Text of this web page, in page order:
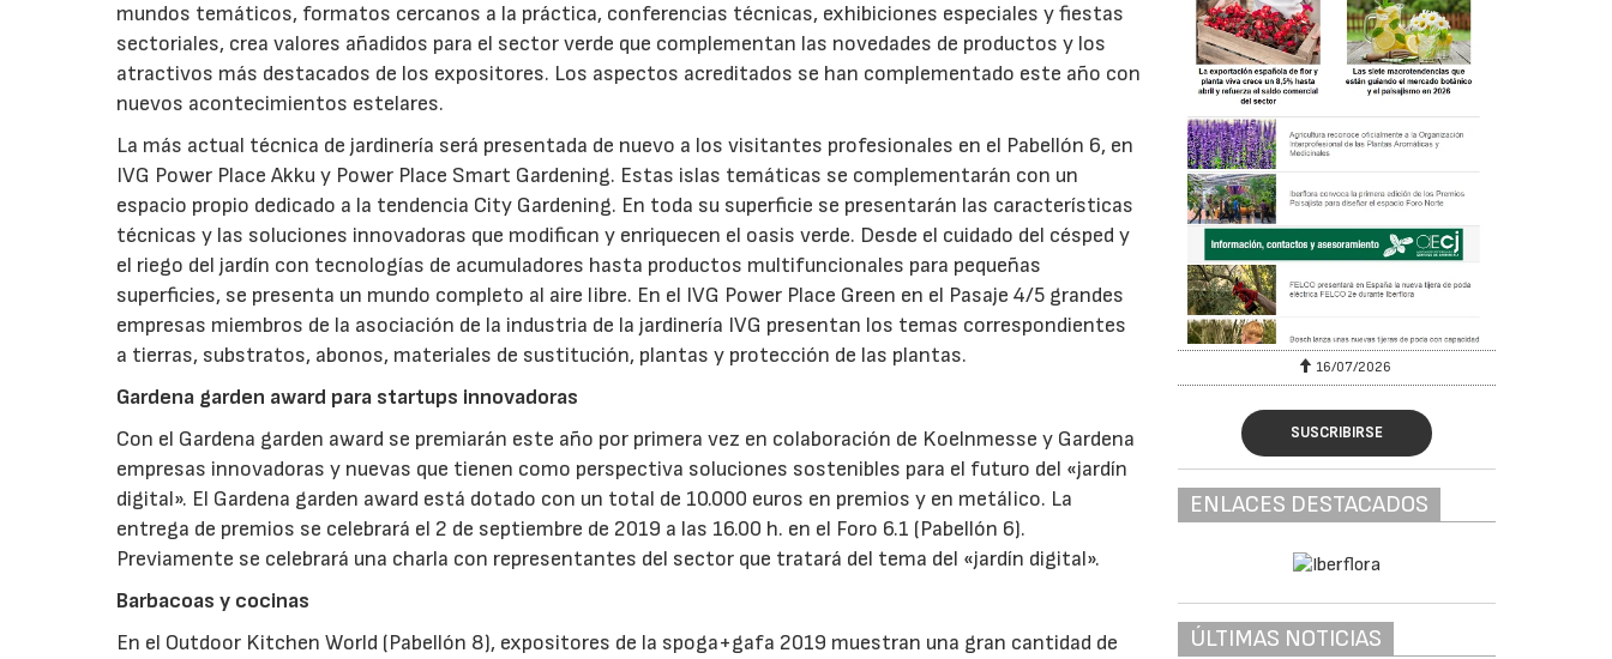
mundos temáticos, formatos cercanos a la práctica, conferencias técnicas, exhibiciones especiales y fiestas
sectoriales, crea valores añadidos para el sector verde que complementan las novedades de productos y los
atractivos más destacados de los expositores. Los aspectos acreditados se han complementado este año con
nuevos acontecimientos estelares.
La más actual técnica de jardinería será presentada de nuevo a los visitantes profesionales en el Pabellón 6, en
IVG Power Place Akku y Power Place Smart Gardening. Estas islas temáticas se complementarán con un
espacio propio dedicado a la tendencia City Gardening. En toda su superficie se presentarán las características
técnicas y las soluciones innovadoras que modifican y enriquecen el oasis verde. Desde el cuidado del césped y
el riego del jardín con tecnologías de acumuladores hasta productos multifuncionales para pequeñas
superficies, se presenta un mundo completo al aire libre. En el IVG Power Place Green en el Pasaje 4/5 grandes
empresas miembros de la asociación de la industria de la jardinería IVG presentan los temas correspondientes
a tierras, substratos, abonos, materiales de sustitución, plantas y protección de las plantas.
Gardena garden award para startups innovadoras
Con el Gardena garden award se premiarán este año por primera vez en colaboración de Koelnmesse y Gardena
empresas innovadoras y nuevas que tienen como perspectiva soluciones sostenibles para el futuro del «jardín
digital». El Gardena garden award está dotado con un total de 10.000 euros en premios y en metálico. La
entrega de premios se celebrará el 2 de septiembre de 2019 a las 16.00 h. en el Foro 6.1 (Pabellón 6).
Previamente se celebrará una charla con representantes del sector que tratará del tema del «jardín digital».
Barbacoas y cocinas
En el Outdoor Kitchen World (Pabellón 8), expositores de la spoga+gafa 2019 muestran una gran cantidad de
16/07/2026 16/07/2026
SUSCRIBIRSE
ENLACES DESTACADOS
ÚLTIMAS NOTICIAS